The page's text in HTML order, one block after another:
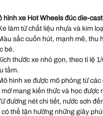
hình xe Hot Wheels đúc die-cast
làm từ chất liệu nhựa và kim
sắc cuốn hút, mạnh mẽ, thu
bé.
thước xe nhỏ gọn, theo tỉ lệ
tầm.
hình xe được mô phỏng từ
mở mang kiến thức và học được
đường nét chi tiết, nước sơn
có thể tận hưởng những giây